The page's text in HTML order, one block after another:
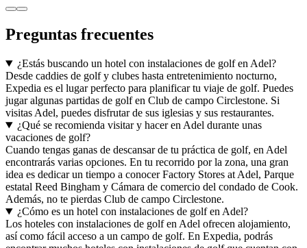
Preguntas frecuentes
¿Estás buscando un hotel con instalaciones de golf en Adel?
Desde caddies de golf y clubes hasta entretenimiento nocturno,
Expedia es el lugar perfecto para planificar tu viaje de golf. Puedes
jugar algunas partidas de golf en Club de campo Circlestone. Si
visitas Adel, puedes disfrutar de sus iglesias y sus restaurantes.
¿Qué se recomienda visitar y hacer en Adel durante unas
vacaciones de golf?
Cuando tengas ganas de descansar de tu práctica de golf, en Adel
encontrarás varias opciones. En tu recorrido por la zona, una gran
idea es dedicar un tiempo a conocer Factory Stores at Adel, Parque
estatal Reed Bingham y Cámara de comercio del condado de Cook.
Además, no te pierdas Club de campo Circlestone.
¿Cómo es un hotel con instalaciones de golf en Adel?
Los hoteles con instalaciones de golf en Adel ofrecen alojamiento,
así como fácil acceso a un campo de golf. En Expedia, podrás